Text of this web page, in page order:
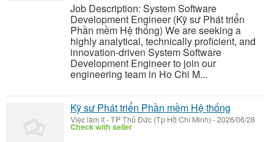
Job Description: System Software
Development Engineer (Kỹ sư Phát triển
Phần mềm Hệ thống) We are seeking a
highly analytical, technically proficient, and
innovation-driven System Software
Development Engineer to join our
engineering team in Ho Chi M...
Kỹ sư Phát triển Phần mềm Hệ thống
Việc làm it-TP Thủ Đức (Tp Hồ Chí Minh) -2026/06/28
Check with seller